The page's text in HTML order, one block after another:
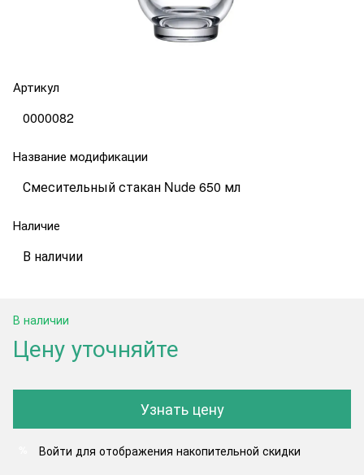
Артикул
0000082
Название модификации
Смесительный стакан Nude 650 мл
Наличие
В наличии
В наличии
Цену уточняйте
Узнать цену
Войти для отображения накопительной скидки